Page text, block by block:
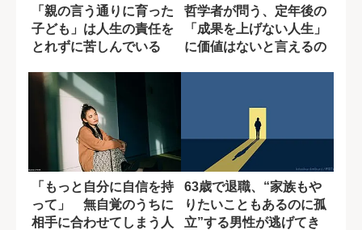
「親の言う通りに育った
子ども」は人生の責任を
とれずに苦しんでいる
哲学者が問う、定年後の
「成果を上げない人生」
に価値はないと言えるの
「もっと自分に自信を持
って」 無自覚のうちに
相手に合わせてしまう人
63歳で退職、“家族もや
りたいこともあるのに孤
立”する男性が逃げてき